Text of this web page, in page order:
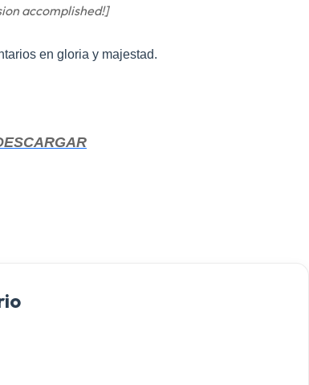
accomplished!]
en gloria y majestad.